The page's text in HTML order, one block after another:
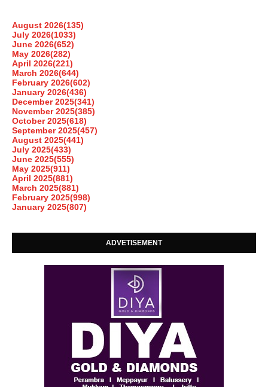
August 2026(135)
July 2026(1033)
June 2026(652)
May 2026(282)
April 2026(221)
March 2026(644)
February 2026(602)
January 2026(436)
December 2025(341)
November 2025(385)
October 2025(618)
September 2025(457)
August 2025(441)
July 2025(433)
June 2025(555)
May 2025(911)
April 2025(881)
March 2025(881)
February 2025(998)
January 2025(807)
ADVETISEMENT